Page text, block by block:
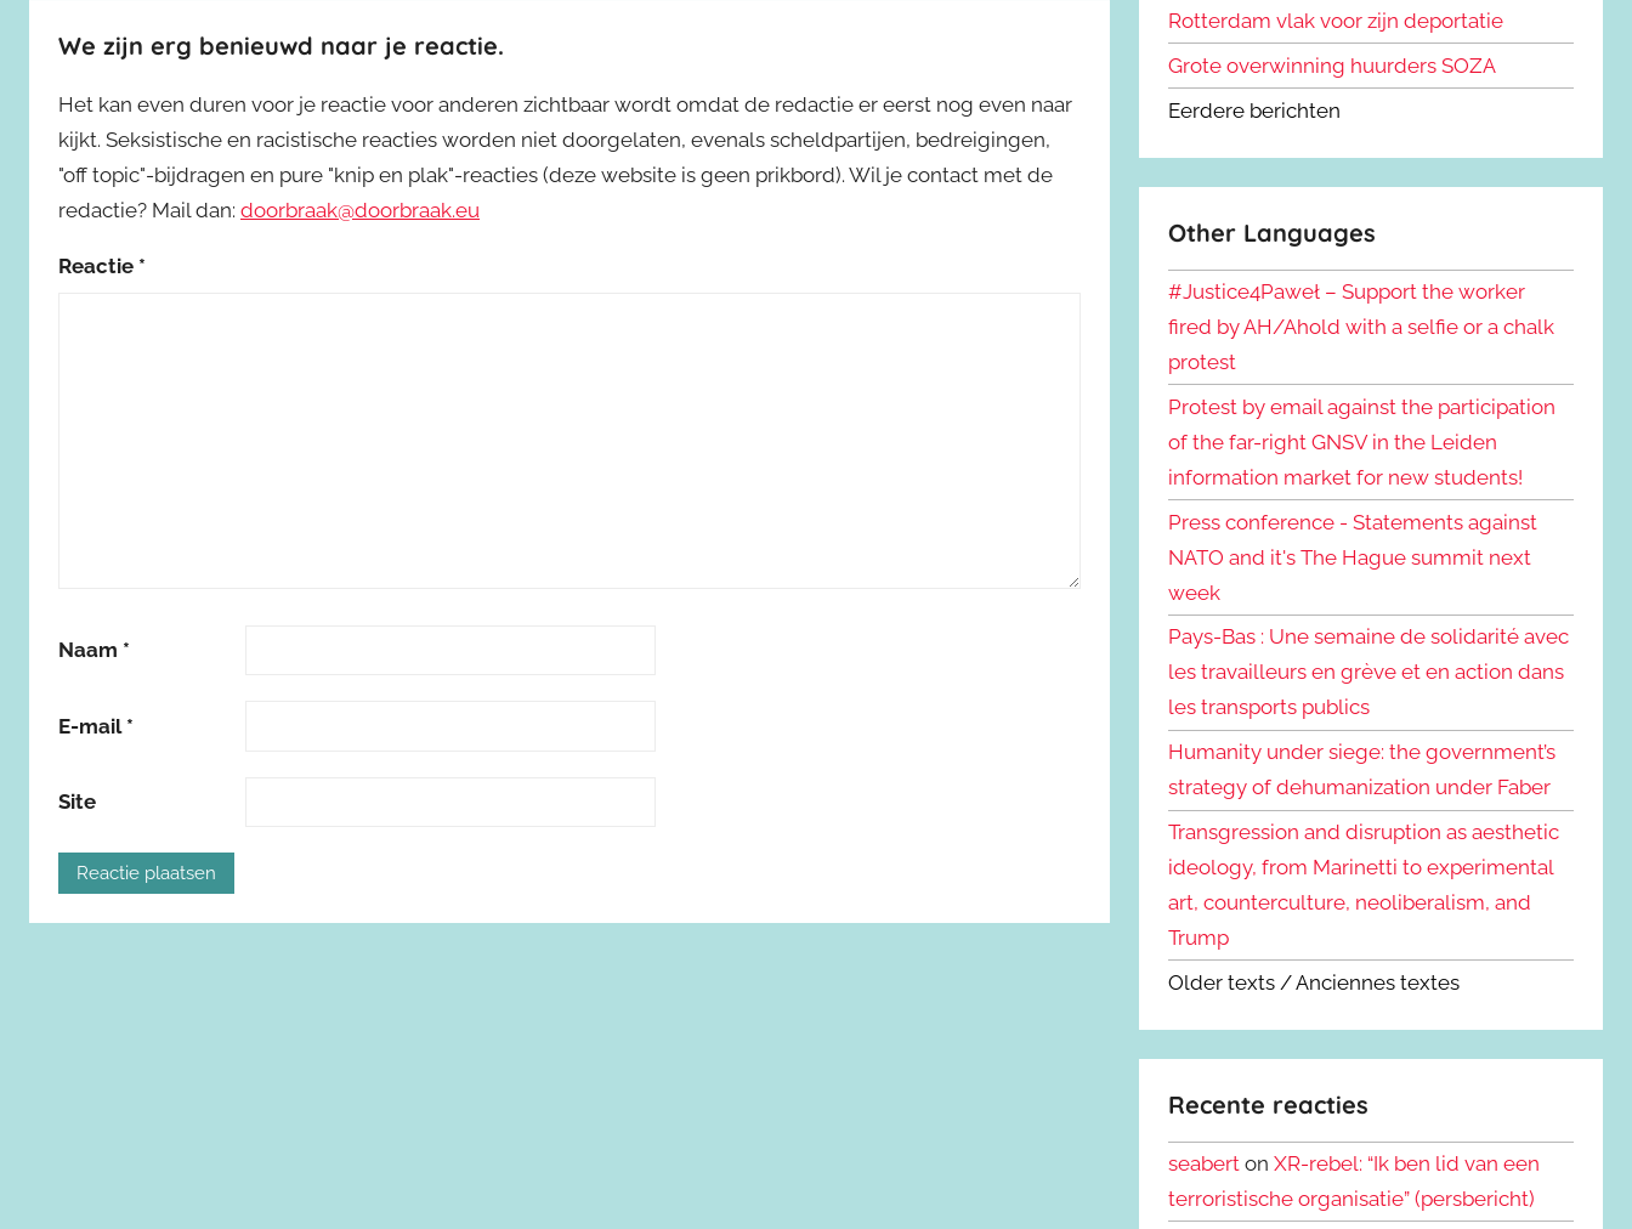
We zijn erg benieuwd naar je reactie.
Het kan even duren voor je reactie voor anderen zichtbaar wordt omdat de redactie er eerst nog even naar
kijkt. Seksistische en racistische reacties worden niet doorgelaten, evenals scheldpartijen, bedreigingen,
"off topic"-bijdragen en pure "knip en plak"-reacties (deze website is geen prikbord). Wil je contact met de
redactie? Mail dan: doorbraak@doorbraak.eu
Reactie *
Naam *
E-mail *
Site
Rotterdam vlak voor zijn deportatie
Grote overwinning huurders SOZA
Eerdere berichten
Other Languages
#Justice4Paweł – Support the worker
fired by AH/Ahold with a selfie or a chalk
protest
Protest by email against the participation
of the far-right GNSV in the Leiden
information market for new students!
Press conference - Statements against
NATO and it's The Hague summit next
week
Pays-Bas : Une semaine de solidarité avec
les travailleurs en grève et en action dans
les transports publics
Humanity under siege: the government’s
strategy of dehumanization under Faber
Transgression and disruption as aesthetic
ideology, from Marinetti to experimental
art, counterculture, neoliberalism, and
Trump
Older texts / Anciennes textes
Recente reacties
seabert onXR-rebel: “Ik ben lid van een
terroristische organisatie” (persbericht)